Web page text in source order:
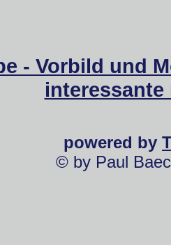
- Vorbild und
powered by
© by Paul